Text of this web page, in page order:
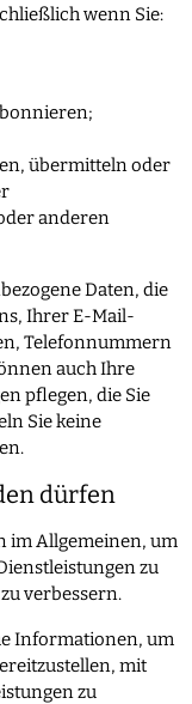
wenn Sie:
übermitteln oder
anderen
Daten, die
Ihrer E-Mail-
Telefonnummern
auch Ihre
pflegen, die Sie
Sie keine
dürfen
im Allgemeinen, um
zu
verbessern.
Informationen, um
mit
zu